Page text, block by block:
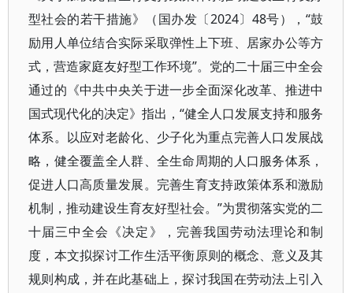
型社会的若干措施》（国办发〔2024〕48号），“鼓
励用人单位结合实际采取弹性上下班、居家办公等方
式，营造家庭友好型工作环境”。党的二十届三中全会
通过的《中共中央关于进一步全面深化改革、推进中
国式现代化的决定》指出，“健全人口发展支持和服务
体系。以应对老龄化、少子化为重点完善人口发展战
略，健全覆盖全人群、全生命周期的人口服务体系，
促进人口高质量发展。完善生育支持政策体系和激励
机制，推动建设生育友好型社会。”为贯彻落实党的二
十届三中全会《决定》，完善我国劳动法理论和制
度，本文拟探讨工作生活平衡原则的概念、意义及其
规则构成，并在此基础上，探讨我国在劳动法上引入